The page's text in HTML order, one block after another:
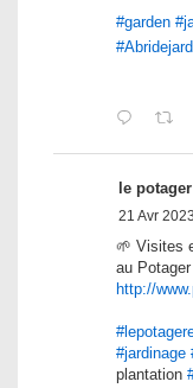
#garden
le
21 Avr 2023
🌱 Visites
au
http://
#jardinage
plantation